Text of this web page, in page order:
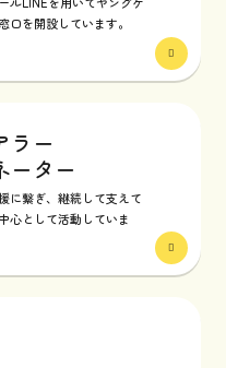
口を開設しています。
ラー
ーター
に繋ぎ、継続して支えて
心として活動していま